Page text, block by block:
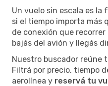
Un vuelo sin escala es la
si el tiempo importa más
de conexión que
bajás del avión y llegás
Nuestro buscador reúne
Filtrá por precio, tiempo
aerolínea y reservá tu